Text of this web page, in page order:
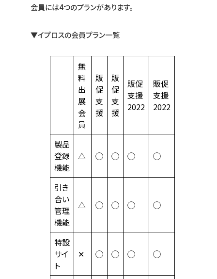
会員には4つのプランがあります。
▼イプロスの会員プラン一覧
無
料
出
展
会
員
販
促
支
援
販
促
支
援
販促
支援
2022
販促
支援
2022
製品
登録
機能
△ ◯ ◯ ◯ ◯
引き
合い
管理
機能
△ ◯ ◯ ◯ ◯
特設
サイ
ト
✕ ◯ ◯ ◯ ◯